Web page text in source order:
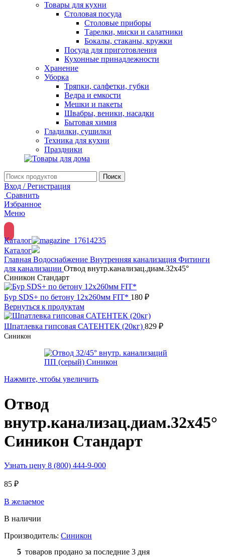
Товары для кухни
Столовая посуда
Столовые приборы
Тарелки, миски и салатники
Бокалы, стаканы, кружки
Посуда для приготовления
Кухонные принадлежности
Хранение
Уборка
Тряпки, салфетки, губки
Ведра и емкости
Мешки и пакеты
Швабры, веники, насадки
Бытовая химия
Гладилки, сушилки
Техника для кухни
Праздники
Поиск
Вход / Регистрация
Сравнить
Избранное
Меню
Каталог
Каталог
Главная Водоснабжение Внутренняя канализация Фитинги
для канализации Отвод внутр.канализац.диам.32х45°
Синикон Стандарт
Бур SDS+ по бетону 12х260мм FIT* 180 ₽
Вернуться к продуктам
Шпатлевка гипсовая САТЕНТЕК (20кг) 829 ₽
Синикон
Нажмите, чтобы увеличить
Отвод
внутр.канализац.диам.32х45°
Синикон Стандарт
Узнать цену 8 (800) 444-9-000
85 ₽
В желаемое
В наличии
Производитель: Синикон
5 товаров продано за последние 3 дня